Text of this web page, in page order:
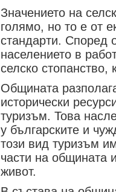
Значението на
голямо, но то е от
стандарти. Според
населението в
селско
Общината
исторически
туризъм. Това
у българските и
този вид туризъм
части на общината
живот.